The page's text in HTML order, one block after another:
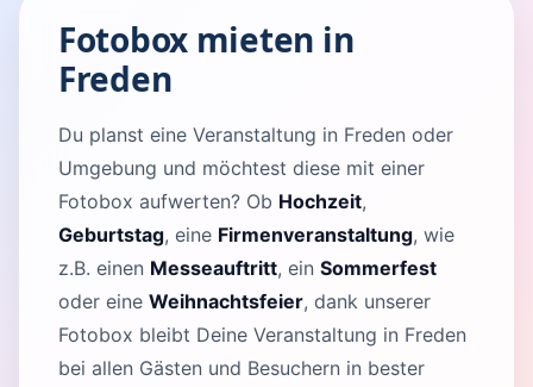
Fotobox mieten in
Freden
Du planst eine Veranstaltung in Freden oder
Umgebung und möchtest diese mit einer
Fotobox aufwerten? Ob Hochzeit,
Geburtstag, eine Firmenveranstaltung, wie
z.B. einen Messeauftritt, ein Sommerfest
oder eine Weihnachtsfeier, dank unserer
Fotobox bleibt Deine Veranstaltung in Freden
bei allen Gästen und Besuchern in bester